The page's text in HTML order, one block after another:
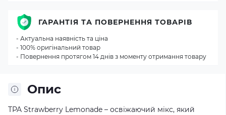
Опис
TPA Strawberry Lemonade – освіжаючий мікс, який
ГАРАНТІЯ ТА ПОВЕРНЕННЯ ТОВАРІВ
- Актуальна наявність та ціна
- 100% оригінальний товар
- Повернення протягом 14 днів з моменту отримання товару